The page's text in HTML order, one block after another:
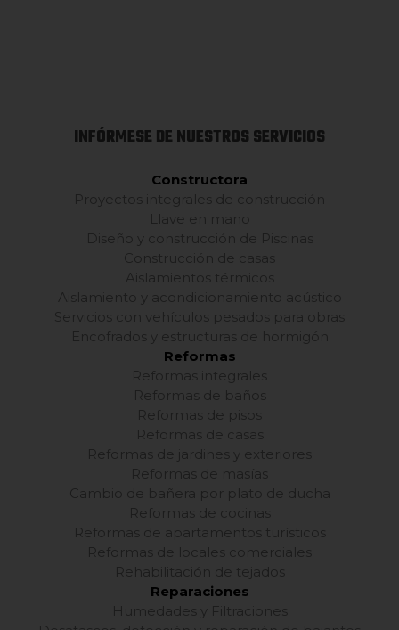
INFÓRMESE DE NUESTROS SERVICIOS
Constructora
Proyectos integrales de construcción
Llave en mano
Diseño y construcción de Piscinas
Construcción de casas
Aislamientos térmicos
Aislamiento y acondicionamiento acústico
Servicios con vehículos pesados para obras
Encofrados y estructuras de hormigón
Reformas
Reformas integrales
Reformas de baños
Reformas de pisos
Reformas de casas
Reformas de jardines y exteriores
Reformas de masías
Cambio de bañera por plato de ducha
Reformas de cocinas
Reformas de apartamentos turísticos
Reformas de locales comerciales
Rehabilitación de tejados
Reparaciones
Humedades y Filtraciones